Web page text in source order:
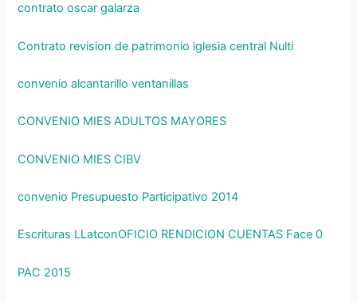
contrato oscar galarza
Contrato revision de patrimonio iglesia central Nulti
convenio alcantarillo ventanillas
CONVENIO MIES ADULTOS MAYORES
CONVENIO MIES CIBV
convenio Presupuesto Participativo 2014
Escrituras LLatconOFICIO RENDICION CUENTAS Face 0
PAC 2015